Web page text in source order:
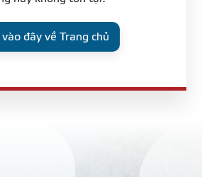
vào đây về Trang chủ